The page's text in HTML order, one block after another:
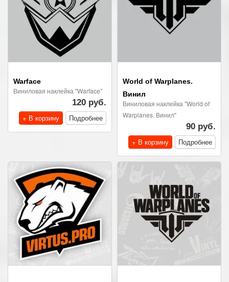
Warface
Виниловая наклейка "Warface"
120 руб.
+ В корзину
Подробнее
World of Warplanes.
Винил
Виниловая наклейка "World of
Warplanes. Винил"
90 руб.
+ В корзину
Подробнее